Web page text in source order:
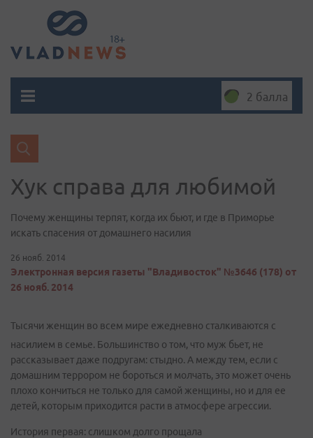
2 балла
Хук справа для любимой
Почему женщины терпят, когда их бьют, и где в Приморье
искать спасения от домашнего насилия
26 нояб. 2014
Электронная версия газеты "Владивосток" №3646 (178) от
26 нояб. 2014
Тысячи женщин во всем мире ежедневно сталкиваются с
насилием в семье. Большинство о том, что муж бьет, не
рассказывает даже подругам: стыдно. А между тем, если с
домашним террором не бороться и молчать, это может очень
плохо кончиться не только для самой женщины, но и для ее
детей, которым приходится расти в атмосфере агрессии.
История первая: слишком долго прощала